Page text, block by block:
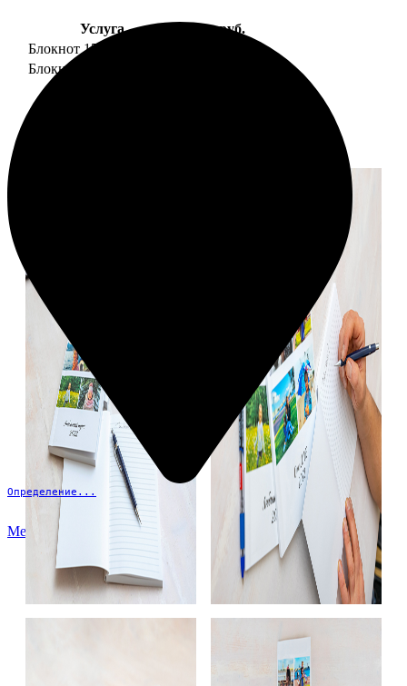
Определение...
Меню
Услуга
Цена, руб.
Блокнот 15х20 клетка
Блокнот 15х20 линейка